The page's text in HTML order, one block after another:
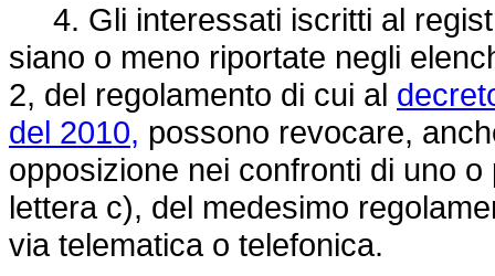
4. Gli interessati iscritti al
siano o meno riportate negli
2, del regolamento di cui al
del 2010, possono revocare,
opposizione nei confronti di uno
lettera c), del medesimo
via telematica o telefonica.